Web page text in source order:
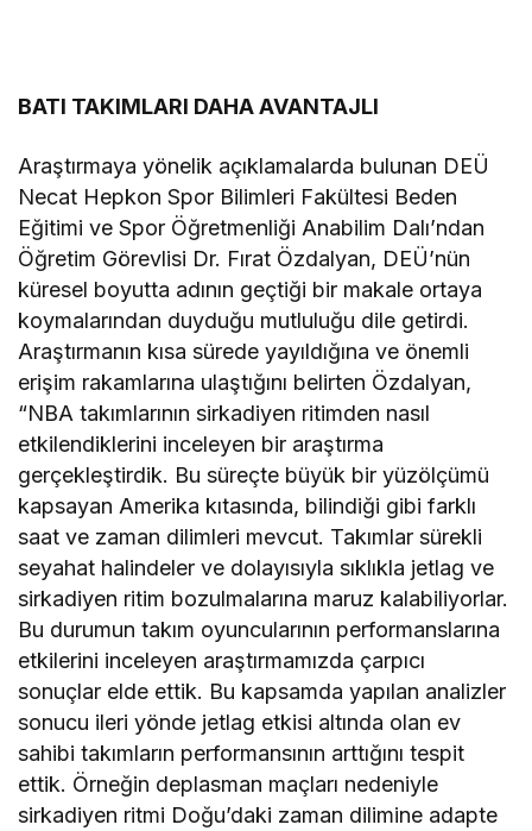
BATI TAKIMLARI DAHA AVANTAJLI
Araştırmaya yönelik açıklamalarda bulunan DEÜ
Necat Hepkon Spor Bilimleri Fakültesi Beden
Eğitimi ve Spor Öğretmenliği Anabilim Dalı’ndan
Öğretim Görevlisi Dr. Fırat Özdalyan, DEÜ’nün
küresel boyutta adının geçtiği bir makale ortaya
koymalarından duyduğu mutluluğu dile getirdi.
Araştırmanın kısa sürede yayıldığına ve önemli
erişim rakamlarına ulaştığını belirten Özdalyan,
“NBA takımlarının sirkadiyen ritimden nasıl
etkilendiklerini inceleyen bir araştırma
gerçekleştirdik. Bu süreçte büyük bir yüzölçümü
kapsayan Amerika kıtasında, bilindiği gibi farklı
saat ve zaman dilimleri mevcut. Takımlar sürekli
seyahat halindeler ve dolayısıyla sıklıkla jetlag ve
sirkadiyen ritim bozulmalarına maruz kalabiliyorlar.
Bu durumun takım oyuncularının performanslarına
etkilerini inceleyen araştırmamızda çarpıcı
sonuçlar elde ettik. Bu kapsamda yapılan analizler
sonucu ileri yönde jetlag etkisi altında olan ev
sahibi takımların performansının arttığını tespit
ettik. Örneğin deplasman maçları nedeniyle
sirkadiyen ritmi Doğu’daki zaman dilimine adapte